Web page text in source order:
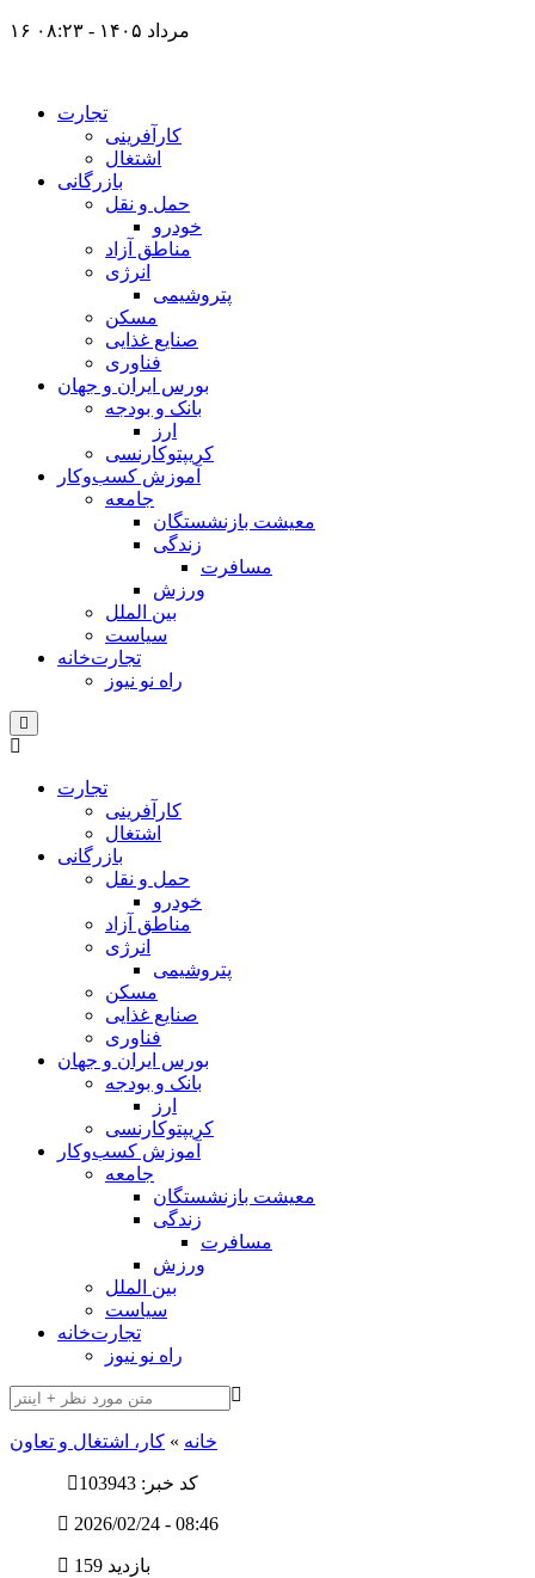
۱۶ مرداد ۱۴۰۵ - ۰۸:۲۳
تجارت
کارآفرینی
اشتغال
بازرگانی
حمل و نقل
خودرو
مناطق آزاد
انرژی
پتروشیمی
مسکن
صنایع غذایی
فناوری
بورس ایران و جهان
بانک و بودجه
ارز
کریپتوکارنسی
آموزش کسب‌وکار
جامعه
معیشت بازنشستگان
زندگی
مسافرت
ورزش
بین الملل
سیاست
تجارت‌خانه
راه نو نیوز
تجارت
کارآفرینی
اشتغال
بازرگانی
حمل و نقل
خودرو
مناطق آزاد
انرژی
پتروشیمی
مسکن
صنایع غذایی
فناوری
بورس ایران و جهان
بانک و بودجه
ارز
کریپتوکارنسی
آموزش کسب‌وکار
جامعه
معیشت بازنشستگان
زندگی
مسافرت
ورزش
بین الملل
سیاست
تجارت‌خانه
راه نو نیوز
خانه » کار، اشتغال و تعاون
کد خبر: 103943
2026/02/24 - 08:46
159 بازدید